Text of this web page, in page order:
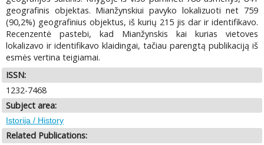
geografinis objektas. Mianžynskiui pavyko lokalizuoti net 759
(90,2%) geografinius objektus, iš kurių 215 jis dar ir identifikavo.
Recenzentė pastebi, kad Mianžynskis kai kurias vietoves
lokalizavo ir identifikavo klaidingai, tačiau parengtą publikaciją iš
esmės vertina teigiamai.
ISSN:
1232-7468
Subject area:
Istorija / History
Related Publications: